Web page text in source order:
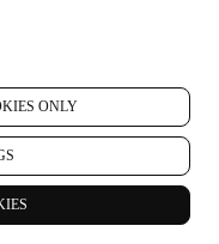
ONLY
wanneer u de
identificeerbare
worden uitgelegd.
e-commercediensten die
Creuset Nederland BV
BV, Bijster 15, 4817